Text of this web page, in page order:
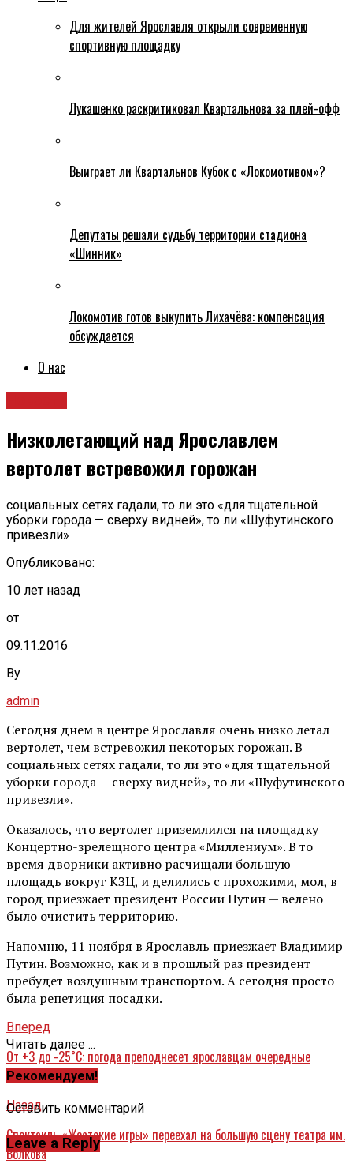
Для жителей Ярославля открыли современную
спортивную площадку
Лукашенко раскритиковал Квартальнова за плей-офф
Выиграет ли Квартальнов Кубок с «Локомотивом»?
Депутаты решали судьбу территории стадиона
«Шинник»
Локомотив готов выкупить Лихачёва: компенсация
обсуждается
О нас
Низколетающий над Ярославлем
вертолет встревожил горожан
социальных сетях гадали, то ли это «для тщательной
уборки города — сверху видней», то ли «Шуфутинского
привезли»
Опубликовано:
10 лет назад
от
09.11.2016
By
admin
Сегодня днем в центре Ярославля очень низко летал
вертолет, чем встревожил некоторых горожан. В
социальных сетях гадали, то ли это «для тщательной
уборки города — сверху видней», то ли «Шуфутинского
привезли».
Оказалось, что вертолет приземлился на площадку
Концертно-зрелещного центра «Миллениум». В то
время дворники активно расчищали большую
площадь вокруг КЗЦ, и делились с прохожими, мол, в
город приезжает президент России Путин — велено
было очистить территорию.
Напомню, 11 ноября в Ярославль приезжает Владимир
Путин. Возможно, как и в прошлый раз президент
пребудет воздушным транспортом. А сегодня просто
была репетиция посадки.
Вперед
От +3 до -25˚С: погода преподнесет ярославцам очередные
сюрпризы
Назад
Спектакль «Жестокие игры» переехал на большую сцену театра им.
Волкова
Читать далее ...
Рекомендуем!
Оставить комментарий
Leave a Reply